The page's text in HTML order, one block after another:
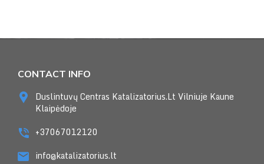
CONTACT INFO
Duslintuvų Centras Katalizatorius.Lt Vilniuje Kaune
Klaipėdoje
+37067012120
info@katalizatorius.lt